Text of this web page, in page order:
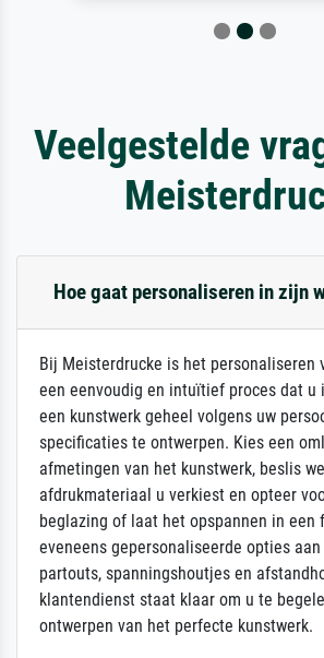
Veelgestelde
Hoe gaat personaliseren in zijn
Bij Meisterdrucke is het personaliseren
een eenvoudig en intuïtief proces dat u
een kunstwerk geheel volgens uw
specificaties te ontwerpen. Kies een
afmetingen van het kunstwerk, beslis
afdrukmateriaal u verkiest en opteer
beglazing of laat het opspannen in een
eveneens gepersonaliseerde opties
partouts, spanningshoutjes en
klantendienst staat klaar om u te
ontwerpen van het perfecte kunstwerk.